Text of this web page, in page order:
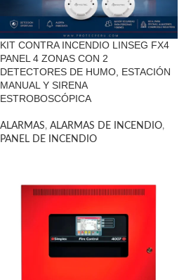
KIT CONTRA INCENDIO LINSEG FX4
PANEL 4 ZONAS CON 2
DETECTORES DE HUMO, ESTACIÓN
MANUAL Y SIRENA
ESTROBOSCÓPICA
ALARMAS, ALARMAS DE INCENDIO,
PANEL DE INCENDIO